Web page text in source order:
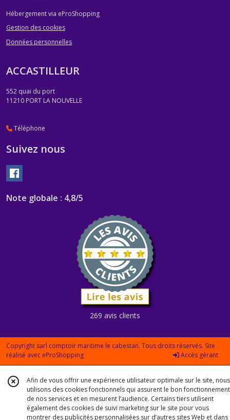
Hébergement via eProShopping
Gestion des cookies
Données personnelles
ACCASTILLEUR
552 quai du port
11210 PORT LA NOUVELLE
Téléphone
Suivez nous
Note globale : 4,8/5
269 avis clients
Copyright sarl comptoir maritime le cabestan. Tous droits réservés. Site
réalisé avec eProShopping Accès gérant
Afin de vous offrir une expérience utilisateur optimale sur le site, nous
utilisons des cookies fonctionnels qui assurent le bon fonctionnement
de nos services et en mesurent l’audience. Certains tiers utilisent
également des cookies de suivi marketing sur le site pour vous
montrer des publicités personnalisées sur d’autres sites Web et dans